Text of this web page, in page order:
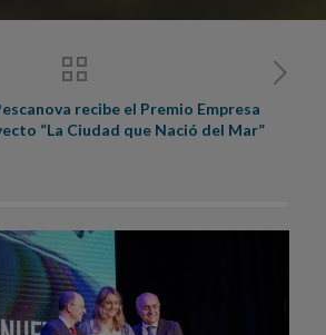
recibe el Premio Empresa
“La Ciudad que Nació del Mar”